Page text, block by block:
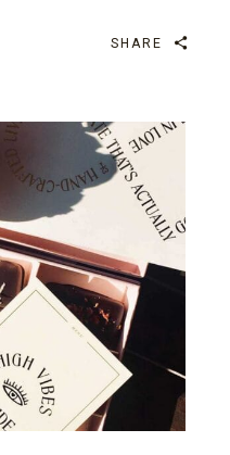
SHARE